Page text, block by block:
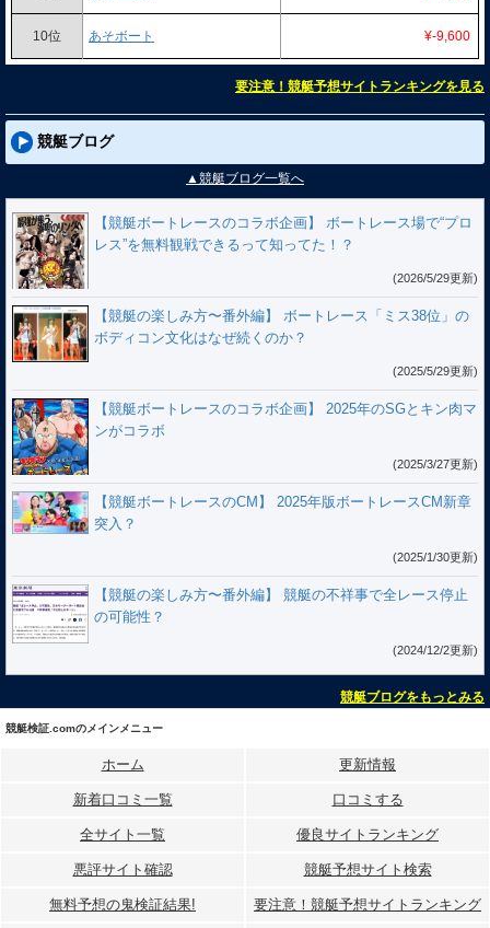
10位 あそボート ¥-9,600
要注意！競艇予想サイトランキングを見る
競艇ブログ
▲競艇ブログ一覧へ
【競艇ボートレースのコラボ企画】 ボートレース場で“プロ
レス”を無料観戦できるって知ってた！？
(2026/5/29更新)
【競艇の楽しみ方〜番外編】 ボートレース「ミス38位」の
ボディコン文化はなぜ続くのか？
(2025/5/29更新)
【競艇ボートレースのコラボ企画】 2025年のSGとキン肉マ
ンがコラボ
(2025/3/27更新)
【競艇ボートレースのCM】 2025年版ボートレースCM新章
突入？
(2025/1/30更新)
【競艇の楽しみ方〜番外編】 競艇の不祥事で全レース停止
の可能性？
(2024/12/2更新)
競艇ブログをもっとみる
競艇検証.comのメインメニュー
ホーム 更新情報
新着口コミ一覧 口コミする
全サイト一覧 優良サイトランキング
悪評サイト確認 競艇予想サイト検索
無料予想の⻤検証結果! 要注意！競艇予想サイトランキング